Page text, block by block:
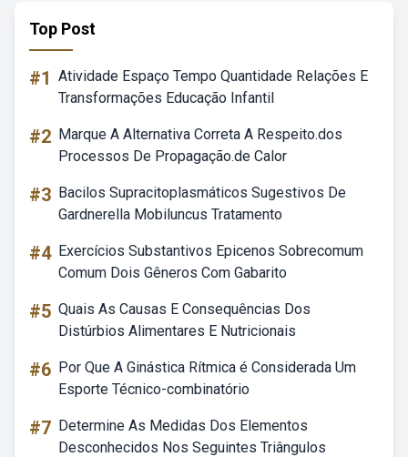
Top Post
#1 Atividade Espaço Tempo Quantidade Relações E
Transformações Educação Infantil
#2 Marque A Alternativa Correta A Respeito.dos
Processos De Propagação.de Calor
#3 Bacilos Supracitoplasmáticos Sugestivos De
Gardnerella Mobiluncus Tratamento
#4 Exercícios Substantivos Epicenos Sobrecomum
Comum Dois Gêneros Com Gabarito
#5 Quais As Causas E Consequências Dos
Distúrbios Alimentares E Nutricionais
#6 Por Que A Ginástica Rítmica é Considerada Um
Esporte Técnico-combinatório
#7 Determine As Medidas Dos Elementos
Desconhecidos Nos Seguintes Triângulos